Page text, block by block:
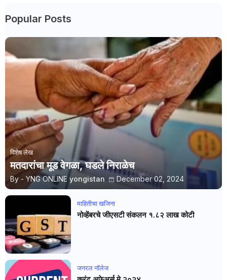
Popular Posts
विशेष लेख
मतदारांचा मूड वेगळा, घडले निराळेच
By - YNG ONLINE yongistan December 02, 2024
माहितीचा खजिना
नोव्हेंबरचे जीएसटी संकलन १.८२ लाख कोटी
जनरल नाॅलेज